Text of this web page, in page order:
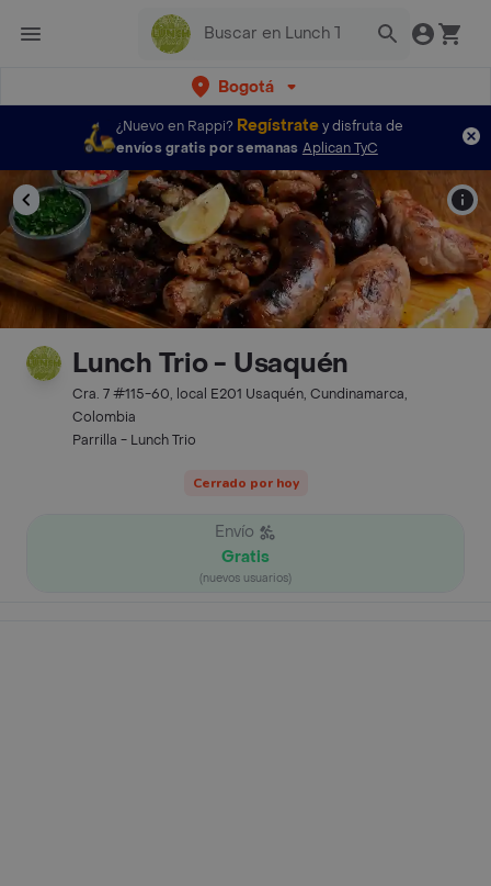
Bogotá
¿Nuevo en Rappi? Regístratey disfruta de
envíos gratis por semanas Aplican TyC
Lunch Trio - Usaquén
Cra. 7 #115-60, local E201 Usaquén, Cundinamarca,
Colombia
Parrilla - Lunch Trio
Cerrado por hoy
Envío
Gratis
(nuevos usuarios)